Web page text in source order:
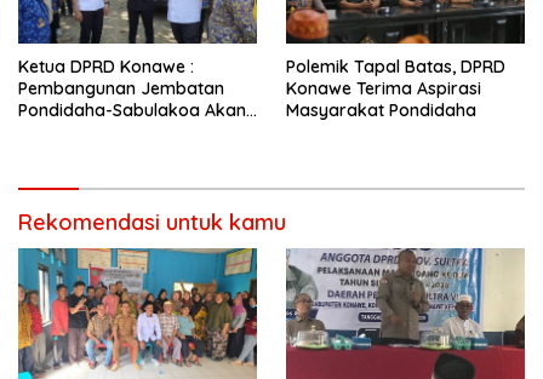
Ketua DPRD Konawe :
Pembangunan Jembatan
Pondidaha-Sabulakoa Akan
Polemik Tapal Batas, DPRD
Konawe Terima Aspirasi
Masyarakat Pondidaha
Rekomendasi untuk kamu